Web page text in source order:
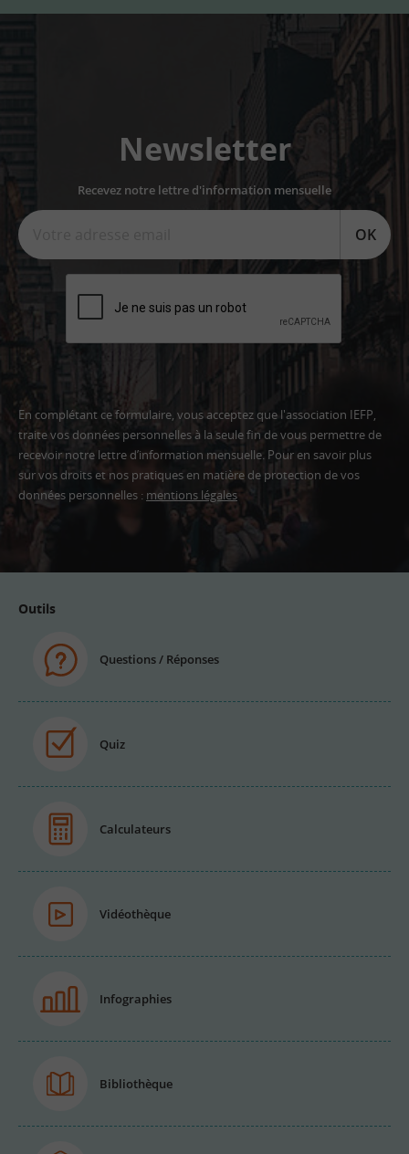
Newsletter
Recevez notre lettre d'information mensuelle
OK
En complétant ce formulaire, vous acceptez que l'association IEFP,
traite vos données personnelles à la seule fin de vous permettre de
recevoir notre lettre d’information mensuelle. Pour en savoir plus
sur vos droits et nos pratiques en matière de protection de vos
données personnelles : mentions légales
Outils
Questions / Réponses
Quiz
Calculateurs
Vidéothèque
Infographies
Bibliothèque